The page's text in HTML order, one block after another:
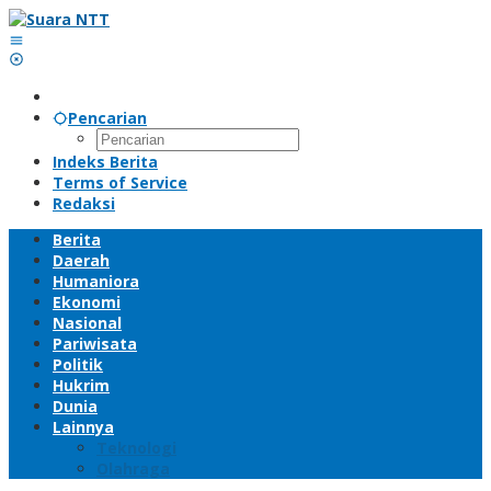
Lewati
ke
konten
Pencarian
Indeks Berita
Terms of Service
Redaksi
Berita
Daerah
Humaniora
Ekonomi
Nasional
Pariwisata
Politik
Hukrim
Dunia
Lainnya
Teknologi
Olahraga